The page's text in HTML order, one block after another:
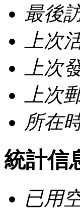
最後
上次
上次
上次
所在
統計信
已用